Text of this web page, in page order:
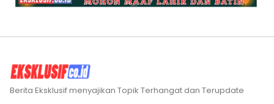
Berita Eksklusif menyajikan Topik Terhangat dan Terupdate